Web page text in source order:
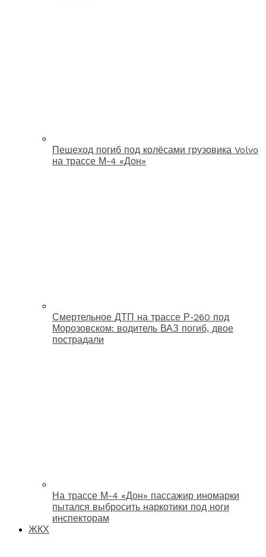
Пешеход погиб под колёсами грузовика Volvo
на трассе М-4 «Дон»
Смертельное ДТП на трассе Р-260 под
Морозовском: водитель ВАЗ погиб, двое
пострадали
На трассе М-4 «Дон» пассажир иномарки
пытался выбросить наркотики под ноги
инспекторам
ЖКХ